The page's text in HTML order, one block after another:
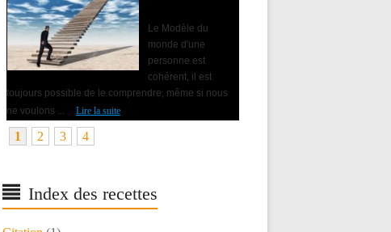
Le Modèle du
monde d'une
personne est
cohérent, il est
toujours possible de le comprendre, même si nous
ne voulons ...
Lire la suite
1 2 3 4
Index des recettes